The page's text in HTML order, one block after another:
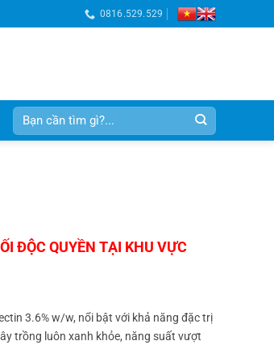
0816.529.529
Tìm
kiếm:
3.6% w/w, nổi bật với khả năng đặc trị
trồng luôn xanh khỏe, năng suất vượt